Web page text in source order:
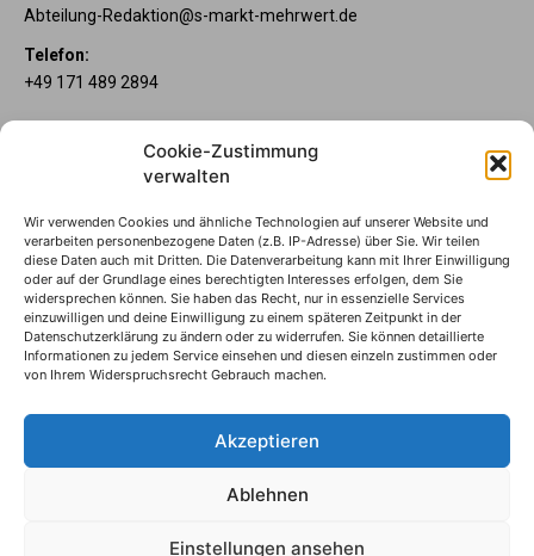
Cookie-Zustimmung
verwalten
Wir verwenden Cookies und ähnliche Technologien auf unserer Website und
verarbeiten personenbezogene Daten (z.B. IP-Adresse) über Sie. Wir teilen
diese Daten auch mit Dritten. Die Datenverarbeitung kann mit Ihrer Einwilligung
oder auf der Grundlage eines berechtigten Interesses erfolgen, dem Sie
widersprechen können. Sie haben das Recht, nur in essenzielle Services
einzuwilligen und deine Einwilligung zu einem späteren Zeitpunkt in der
Datenschutzerklärung zu ändern oder zu widerrufen. Sie können detaillierte
Informationen zu jedem Service einsehen und diesen einzeln zustimmen oder
von Ihrem Widerspruchsrecht Gebrauch machen.
Akzeptieren
Ablehnen
Einstellungen ansehen
Abteilung-Redaktion@s-markt-mehrwert.de
Telefon:
+49 171 489 2894
Wenn’s um Geld geht, hat jeder ganz individuelle Vorstellungen.
Mein Lübecker Konto genau das Richtige für Sie. Unsere
Kontomodelle Mein Lübecker Premium, Mein Lübecker Comfort
und Mein Lübecker Fresh bieten Ihnen etliche Inklusivleistungen.
Im Mein Lübecker Magazin erfahren Sie immer, was es Neues
gibt.
Die Mein Lübecker Kontomodelle
Datenverwendung
© S-Markt & Mehrwert & Sparkasse zu Lübeck, 2024